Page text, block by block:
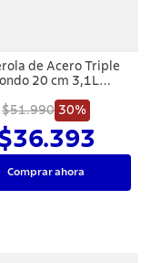
de Acero Triple
20 cm 3,1L
$51.990 30%
$36.393
Comprar ahora